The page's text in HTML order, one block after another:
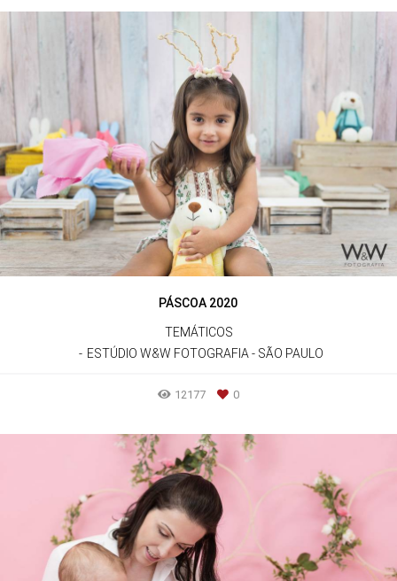
PÁSCOA 2020
TEMÁTICOS
ESTÚDIO W&W FOTOGRAFIA - SÃO PAULO
12177 0